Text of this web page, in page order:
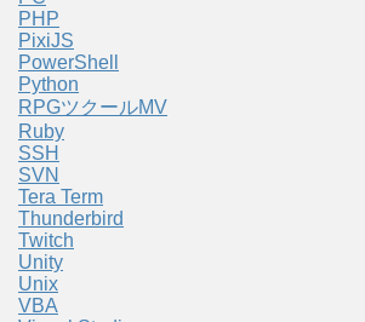
PHP
PixiJS
PowerShell
Python
RPGツクールMV
Ruby
SSH
SVN
Tera Term
Thunderbird
Twitch
Unity
Unix
VBA